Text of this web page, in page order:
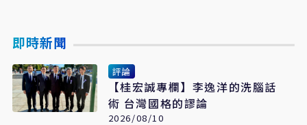
即時新聞
評論
【桂宏誠專欄】李逸洋的洗腦話
術 台灣國格的謬論
2026/08/10